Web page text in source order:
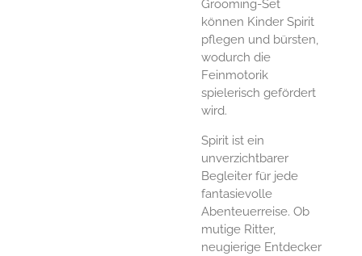
Grooming-Set
können Kinder Spirit
pflegen und bürsten,
wodurch die
Feinmotorik
spielerisch gefördert
wird.
Spirit ist ein
unverzichtbarer
Begleiter für jede
fantasievolle
Abenteuerreise. Ob
mutige Ritter,
neugierige Entdecker